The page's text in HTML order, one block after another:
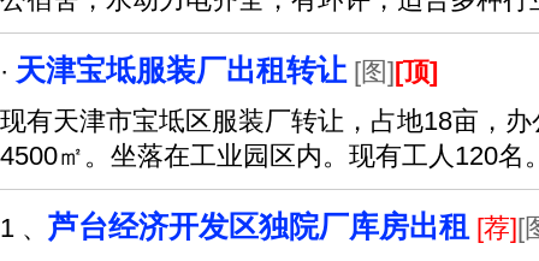
· 天津宝坻服装厂出租转让 [图][顶]
现有天津市宝坻区服装厂转让，占地18亩，
4500㎡。坐落在工业园区内。现有工人120名
1 、 芦台经济开发区独院厂库房出租 [荐][